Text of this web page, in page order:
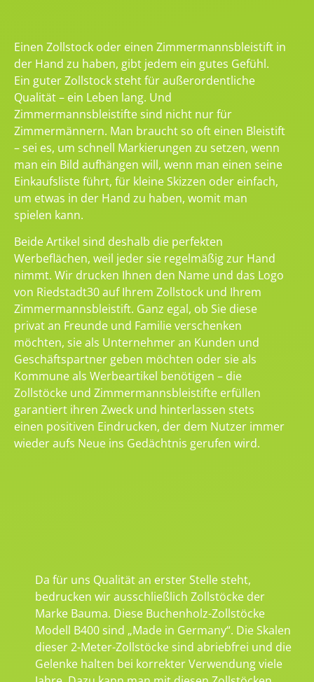
Einen Zollstock oder einen Zimmermannsbleistift in
der Hand zu haben, gibt jedem ein gutes Gefühl.
Ein guter Zollstock steht für außerordentliche
Qualität – ein Leben lang. Und
Zimmermannsbleistifte sind nicht nur für
Zimmermännern. Man braucht so oft einen Bleistift
– sei es, um schnell Markierungen zu setzen, wenn
man ein Bild aufhängen will, wenn man einen seine
Einkaufsliste führt, für kleine Skizzen oder einfach,
um etwas in der Hand zu haben, womit man
spielen kann.
Beide Artikel sind deshalb die perfekten
Werbeflächen, weil jeder sie regelmäßig zur Hand
nimmt. Wir drucken Ihnen den Name und das Logo
von Riedstadt30 auf Ihrem Zollstock und Ihrem
Zimmermannsbleistift. Ganz egal, ob Sie diese
privat an Freunde und Familie verschenken
möchten, sie als Unternehmer an Kunden und
Geschäftspartner geben möchten oder sie als
Kommune als Werbeartikel benötigen – die
Zollstöcke und Zimmermannsbleistifte erfüllen
garantiert ihren Zweck und hinterlassen stets
einen positiven Eindrucken, der dem Nutzer immer
wieder aufs Neue ins Gedächtnis gerufen wird.
Da für uns Qualität an erster Stelle steht,
bedrucken wir ausschließlich Zollstöcke der
Marke Bauma. Diese Buchenholz-Zollstöcke
Modell B400 sind „Made in Germany“. Die Skalen
dieser 2-Meter-Zollstöcke sind abriebfrei und die
Gelenke halten bei korrekter Verwendung viele